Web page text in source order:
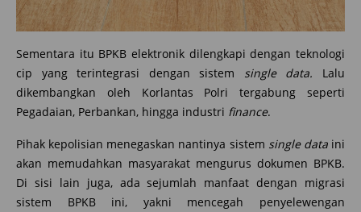
Sementara itu BPKB elektronik dilengkapi dengan teknologi
cip yang terintegrasi dengan sistem single data. Lalu
dikembangkan oleh Korlantas Polri tergabung seperti
Pegadaian, Perbankan, hingga industri finance.
Pihak kepolisian menegaskan nantinya sistem single dataini
akan memudahkan masyarakat mengurus dokumen BPKB.
Di sisi lain juga, ada sejumlah manfaat dengan migrasi
sistem BPKB ini, yakni mencegah penyelewengan